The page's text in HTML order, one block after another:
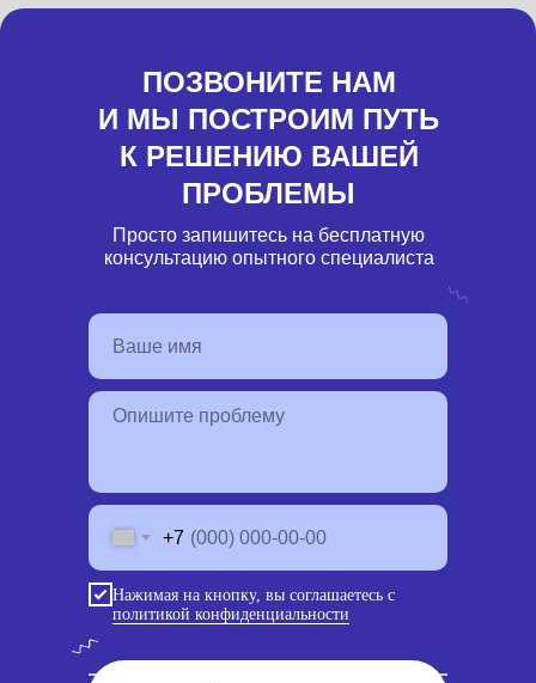
ПОЗВОНИТЕ НАМ
И МЫ ПОСТРОИМ ПУТЬ
К РЕШЕНИЮ ВАШЕЙ
ПРОБЛЕМЫ
Просто запишитесь на бесплатную
консультацию опытного специалиста
+7
Нажимая на кнопку, вы соглашаетесь с
политикой конфиденциальности